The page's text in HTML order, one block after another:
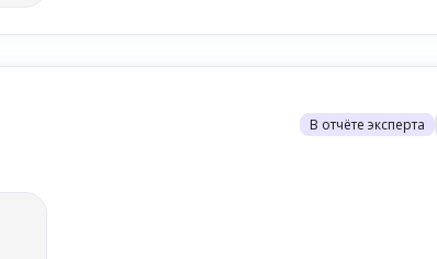
В отчёте эксперта